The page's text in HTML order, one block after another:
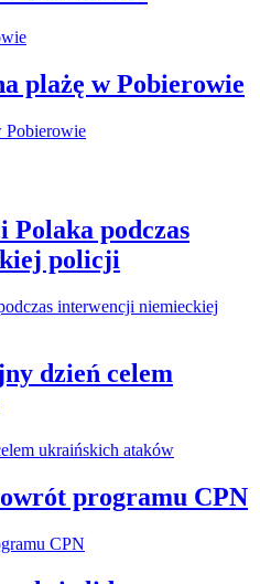
plażę w Pobierowie
Polaka podczas
policji
dzień celem
programu CPN